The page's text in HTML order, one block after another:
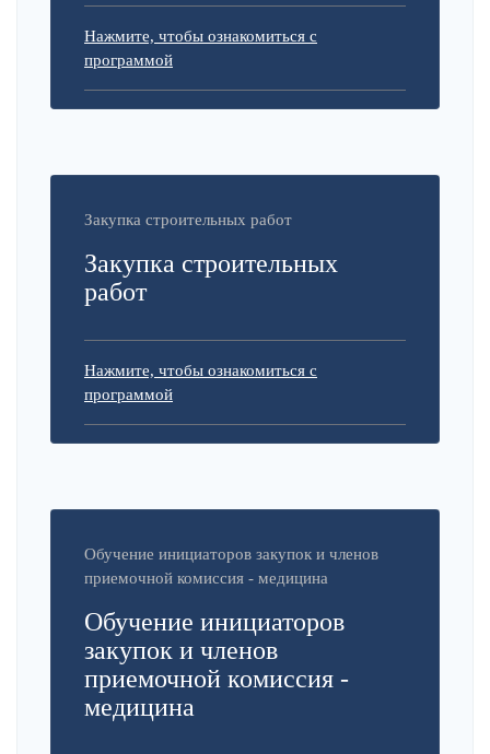
Нажмите, чтобы ознакомиться с
программой
Закупка строительных работ
Закупка строительных
работ
Нажмите, чтобы ознакомиться с
программой
Обучение инициаторов закупок и членов
приемочной комиссия - медицина
Обучение инициаторов
закупок и членов
приемочной комиссия -
медицина